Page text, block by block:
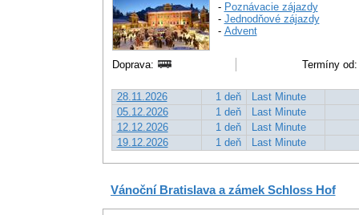
- Poznávacie zájazdy
- Jednodňové zájazdy
- Advent
Doprava: Termíny
28.11.2026 1 deň
Last Minute
05.12.2026
1 deň
Last Minute
12.12.2026
1 deň
Last Minute
19.12.2026
1 deň Last Minute
Vánoční Bratislava a zámek Schloss Hof